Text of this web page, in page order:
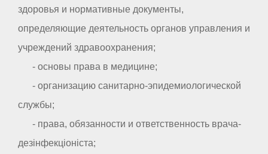
здоровья и нормативные документы,
определяющие деятельность органов управления и
учреждений здравоохранения;
- основы права в медицине;
- организацию санитарно-эпидемиологической
службы;
- права, обязанности и ответственность врача-
дезінфекціоніста;